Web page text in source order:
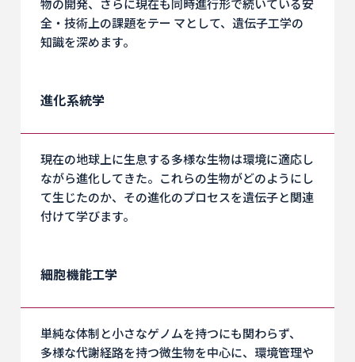
物の開発、さらに現在も同時進行形で続いている安
全・技術上の課題をテー マとして、遺伝子工学の
知識を深めます。
進化系統学
現在の地球上に生息する多様な生物は環境に適応し
ながら進化してきた。これらの生物がどのようにし
て生じたのか、その進化のプロセスを遺伝子と関連
付けて学びます。
細胞機能工学
単純な体制と小さなゲノムを持つにも関わらず、
多様な代謝経路を持つ微生物を中心に、環境管理や